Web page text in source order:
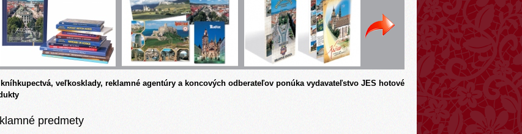
kníhkupectvá, veľkosklady, reklamné agentúry a koncových odberateľov ponúka vydavateľstvo JES hotové
predmety